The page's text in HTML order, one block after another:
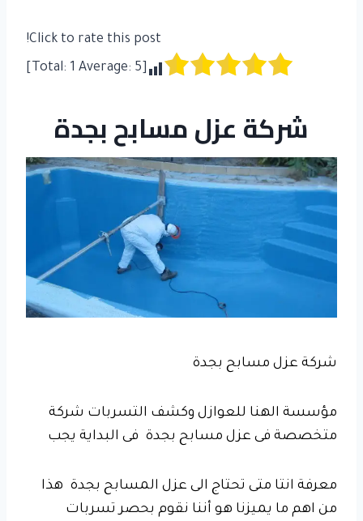
Click to rate this post!
1 Average: 5
شركة عزل مسابح بجدة
شركة عزل مسابح بجدة
مؤسسة الهنا للعوازل وكشف التسربات شركة
متخصصة فى عزل مسابح بجدة فى البداية يجب
معرفة انتا متى تحتاج الى عزل المسابح بجدة هذا
من اهم ما يميزنا هو أننا نقوم بحصر تسربات